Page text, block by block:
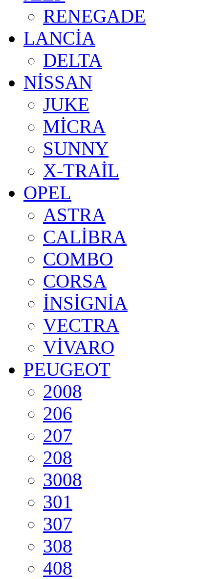
RENEGADE
LANCİA
DELTA
NİSSAN
JUKE
MİCRA
SUNNY
X-TRAİL
OPEL
ASTRA
CALİBRA
COMBO
CORSA
İNSİGNİA
VECTRA
VİVARO
PEUGEOT
2008
206
207
208
3008
301
307
308
408